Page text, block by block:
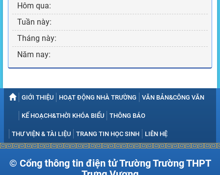
Hôm qua:
Tuần này:
Tháng này:
Năm nay:
GIỚI THIỆU HOẠT ĐỘNG NHÀ TRƯỜNG VĂN BẢN&CÔNG VĂN
KẾ HOẠCH&THỜI KHÓA BIỂU THÔNG BÁO
THƯ VIỆN & TÀI LIỆU TRANG TIN HỌC SINH LIÊN HỆ
© Cổng thông tin điện tử Trường Trường THPT